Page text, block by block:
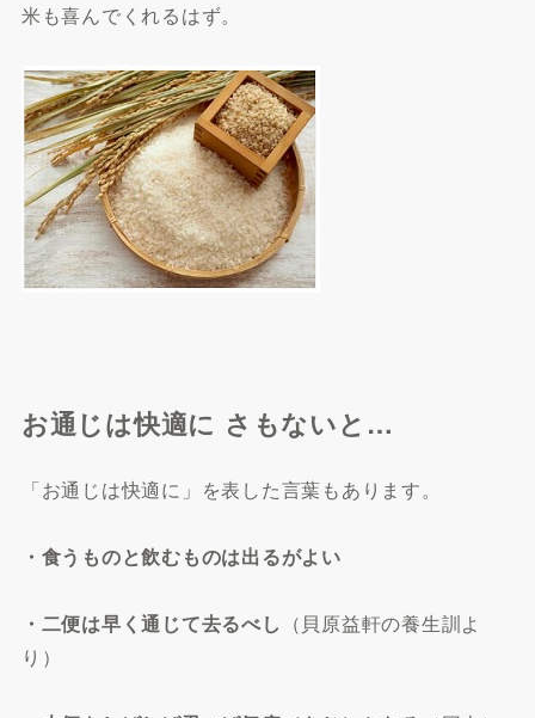
米も喜んでくれるはず。
お通じは快適に さもないと…
「お通じは快適に」を表した言葉もあります。
・食うものと飲むものは出るがよい
・二便は早く通じて去るべし （貝原益軒の養生訓よ
り）